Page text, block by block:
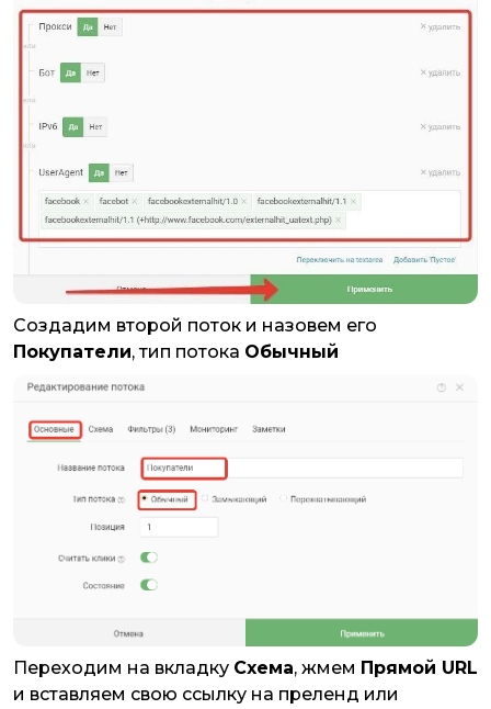
Создадим второй поток и назовем его
Покупатели, тип потока Обычный
Переходим на вкладку Схема, жмем Прямой URL
и вставляем свою ссылку на преленд или